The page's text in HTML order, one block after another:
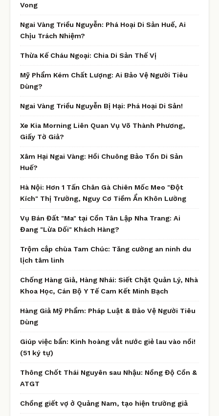
Vong
Ngai Vàng Triều Nguyễn: Phá Hoại Di Sản Huế, Ai
Chịu Trách Nhiệm?
Thừa Kế Cháu Ngoại: Chia Di Sản Thế Vị
Mỹ Phẩm Kém Chất Lượng: Ai Bảo Vệ Người Tiêu
Dùng?
Ngai Vàng Triều Nguyễn Bị Hại: Phá Hoại Di Sản!
Xe Kia Morning Liên Quan Vụ Võ Thành Phương,
Giấy Tờ Giả?
Xâm Hại Ngai Vàng: Hồi Chuông Bảo Tồn Di Sản
Huế?
Hà Nội: Hơn 1 Tấn Chân Gà Chiên Mốc Meo "Đột
Kích" Thị Trường, Nguy Cơ Tiềm Ẩn Khôn Lường
Vụ Bán Đất "Ma" tại Cồn Tân Lập Nha Trang: Ai
Đang "Lừa Dối" Khách Hàng?
Trộm cắp chùa Tam Chúc: Tăng cường an ninh du
lịch tâm linh
Chống Hàng Giả, Hàng Nhái: Siết Chặt Quản Lý, Nhà
Khoa Học, Cán Bộ Y Tế Cam Kết Minh Bạch
Hàng Giả Mỹ Phẩm: Pháp Luật & Bảo Vệ Người Tiêu
Dùng
Giúp việc bẩn: Kinh hoàng vắt nước giẻ lau vào nồi!
(51 ký tự)
Thông Chốt Thái Nguyên sau Nhậu: Nồng Độ Cồn &
ATGT
Chồng giết vợ ở Quảng Nam, tạo hiện trường giả